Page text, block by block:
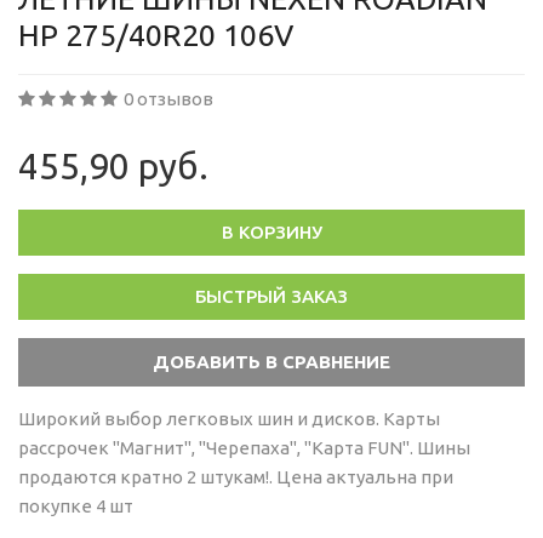
HP 275/40R20 106V
0 отзывов
455,90 руб.
В КОРЗИНУ
БЫСТРЫЙ ЗАКАЗ
Широкий выбор легковых шин и дисков. Карты
рассрочек "Магнит", "Черепаха", "Карта FUN". Шины
продаются кратно 2 штукам!. Цена актуальна при
покупке 4 шт